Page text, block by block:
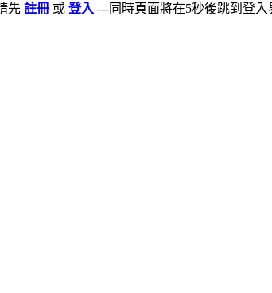
先 註冊 或 登入 ---同時頁面將在5秒後跳到登入